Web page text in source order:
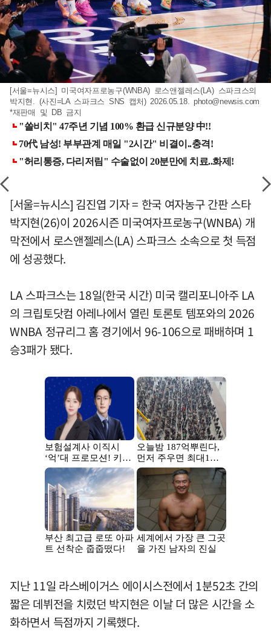
[서울=뉴시스] 미국여자프로농구(WNBA) 로스앤젤레스(LA) 스파크스의
박지현. (사진=LA 스파크스 SNS 캡처) 2026.05.18. photo@newsis.com
*재판매 및 DB 금지
[서울=뉴시스] 김진엽 기자 = 한국 여자농구 간판 스타
박지현(26)이 2026시즌 미국여자프로농구(WNBA) 개
막전에서 로스앤젤레스(LA) 스파크스 소속으로 첫 득점
에 성공했다.
LA 스파크스는 18일(한국 시간) 미국 캘리포니아주 LA
의 크립토닷컴 아레나에서 열린 토론토 템포와의 2026
WNBA 정규리그 홈 경기에서 96-106으로 패배하며 1
승3패가 됐다.
지난 11일 라스베이거스 에이시스전에서 1분52초 간의
짧은 데뷔전을 치렀던 박지현은 이날 더 많은 시간을 소
화하면서 득점까지 기록했다.